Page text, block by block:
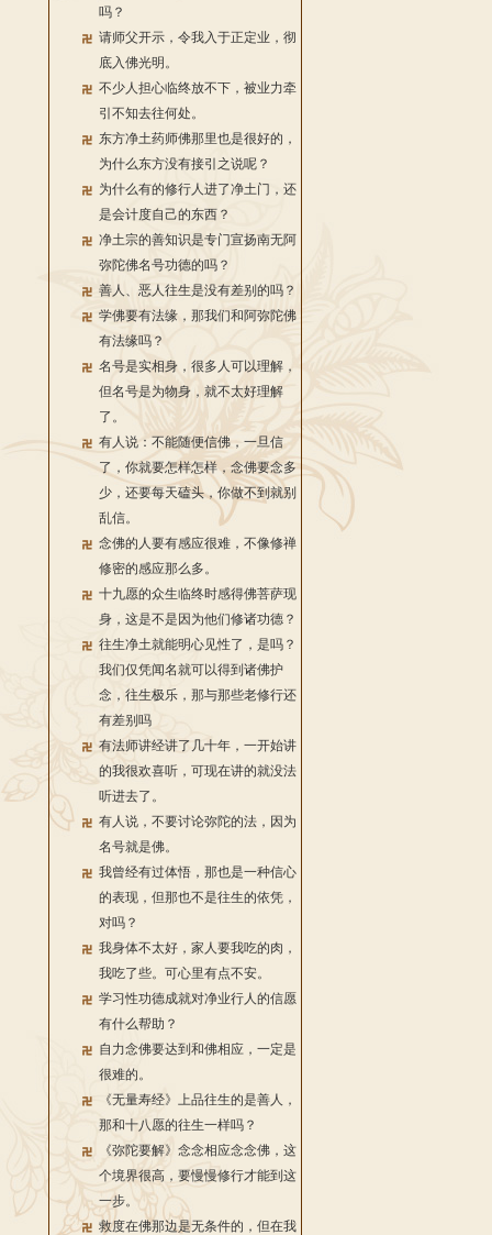
吗？
请师父开示，令我入于正定业，彻
底入佛光明。
不少人担心临终放不下，被业力牵
引不知去往何处。
东方净土药师佛那里也是很好的，
为什么东方没有接引之说呢？
为什么有的修行人进了净土门，还
是会计度自己的东西？
净土宗的善知识是专门宣扬南无阿
弥陀佛名号功德的吗？
善人、恶人往生是没有差别的吗？
学佛要有法缘，那我们和阿弥陀佛
有法缘吗？
名号是实相身，很多人可以理解，
但名号是为物身，就不太好理解
了。
有人说：不能随便信佛，一旦信
了，你就要怎样怎样，念佛要念多
少，还要每天磕头，你做不到就别
乱信。
念佛的人要有感应很难，不像修禅
修密的感应那么多。
十九愿的众生临终时感得佛菩萨现
身，这是不是因为他们修诸功德？
往生净土就能明心见性了，是吗？
我们仅凭闻名就可以得到诸佛护
念，往生极乐，那与那些老修行还
有差别吗
有法师讲经讲了几十年，一开始讲
的我很欢喜听，可现在讲的就没法
听进去了。
有人说，不要讨论弥陀的法，因为
名号就是佛。
我曾经有过体悟，那也是一种信心
的表现，但那也不是往生的依凭，
对吗？
我身体不太好，家人要我吃的肉，
我吃了些。可心里有点不安。
学习性功德成就对净业行人的信愿
有什么帮助？
自力念佛要达到和佛相应，一定是
很难的。
《无量寿经》上品往生的是善人，
那和十八愿的往生一样吗？
《弥陀要解》念念相应念念佛，这
个境界很高，要慢慢修行才能到这
一步。
救度在佛那边是无条件的，但在我